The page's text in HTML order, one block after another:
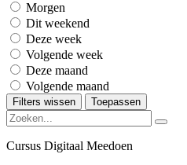
Morgen
Dit weekend
Deze week
Volgende week
Deze maand
Volgende maand
Filters wissen Toepassen
Cursus Digitaal Meedoen